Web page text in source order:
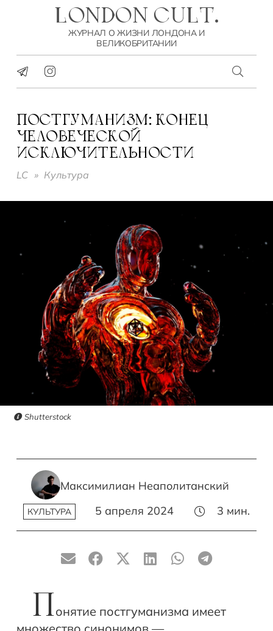
LONDON CULT.
ЖУРНАЛ О ЖИЗНИ ЛОНДОНА И
ВЕЛИКОБРИТАНИИ
ПОСТГУМАНИЗМ: КОНЕЦ
ЧЕЛОВЕЧЕСКОЙ
ИСКЛЮЧИТЕЛЬНОСТИ
LC » Культура
Shutterstock
Максимилиан Неаполитанский
КУЛЬТУРА 5 апреля 2024 3 мин.
Понятие постгуманизма имеет